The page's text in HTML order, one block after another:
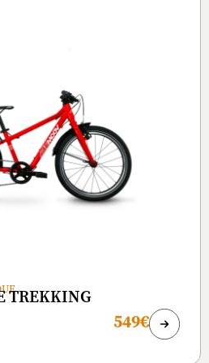
TREKKING
549€